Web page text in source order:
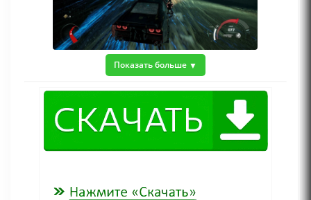
Показать больше